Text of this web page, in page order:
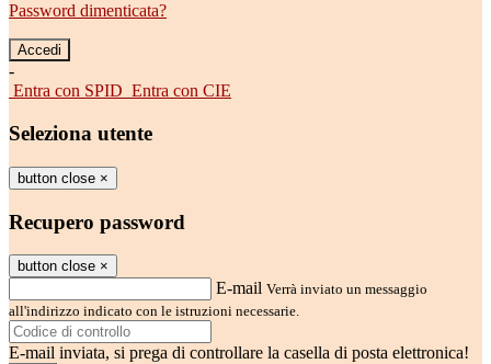
Password dimenticata?
-
Entra con SPID Entra con CIE
Seleziona utente
button close ×
Recupero password
button close ×
E-mail Verrà inviato un messaggio
all'indirizzo indicato con le istruzioni necessarie.
E-mail inviata, si prega di controllare la casella di posta elettronica!